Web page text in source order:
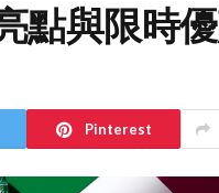
點與限時
Pinterest